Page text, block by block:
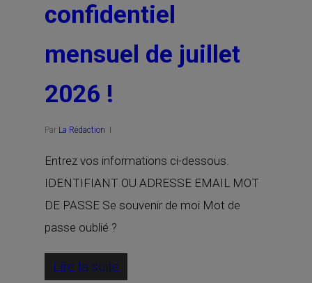
confidentiel
mensuel de juillet
2026 !
Par La Rédaction
Entrez vos informations ci-dessous.
IDENTIFIANT OU ADRESSE EMAIL MOT
DE PASSE Se souvenir de moi Mot de
passe oublié ?
Lire la suite